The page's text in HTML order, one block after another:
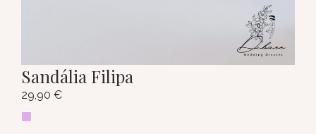
Sandália Filipa
29,90 €